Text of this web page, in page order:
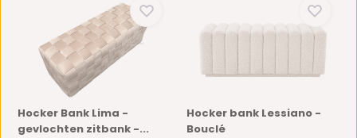
Hocker Bank Lima -
gevlochten zitbank -...
Hocker bank Lessiano -
Bouclé